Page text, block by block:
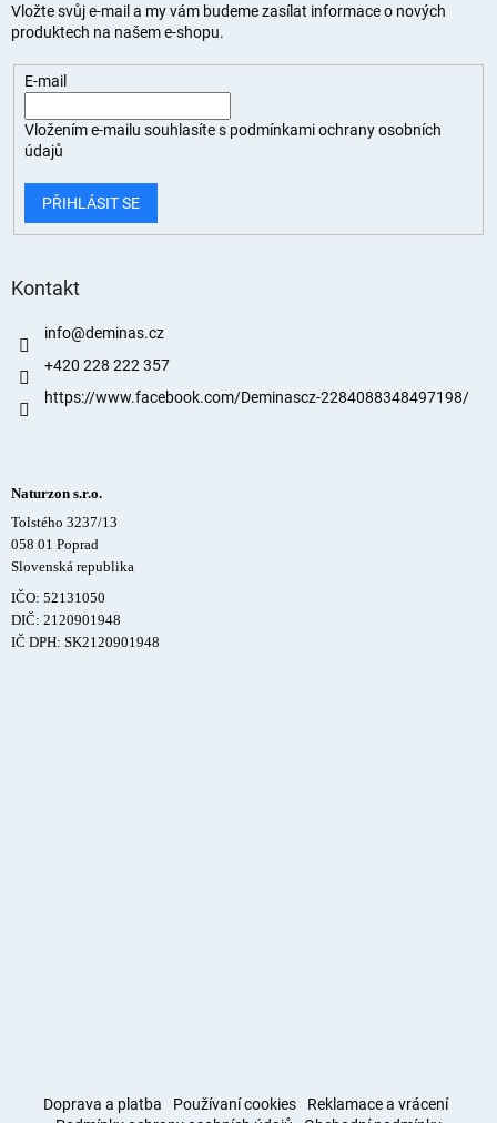
Vložte svůj e-mail a my vám budeme zasílat informace o nových
produktech na našem e-shopu.
E-mail
Vložením e-mailu souhlasíte s podmínkami ochrany osobních
údajů
PŘIHLÁSIT SE
Kontakt
info@deminas.cz
+420 228 222 357
https://www.facebook.com/Deminascz-2284088348497198/
Naturzon s.r.o.
Tolstého 3237/13
058 01 Poprad
Slovenská republika
IČO: 52131050
DIČ: 2120901948
IČ DPH: SK2120901948
Doprava a platba Používaní cookies
Reklamace a vrácení